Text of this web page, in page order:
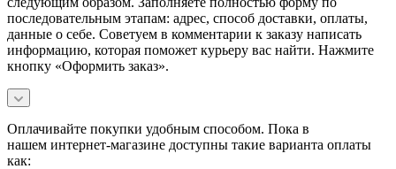
последовательным этапам: адрес, способ доставки, оплаты,
данные о себе. Советуем в комментарии к заказу написать
информацию, которая поможет курьеру вас найти. Нажмите
кнопку «Оформить заказ».
Оплачивайте покупки удобным способом. Пока в
нашем интернет-магазине доступны такие варианта оплаты
как: